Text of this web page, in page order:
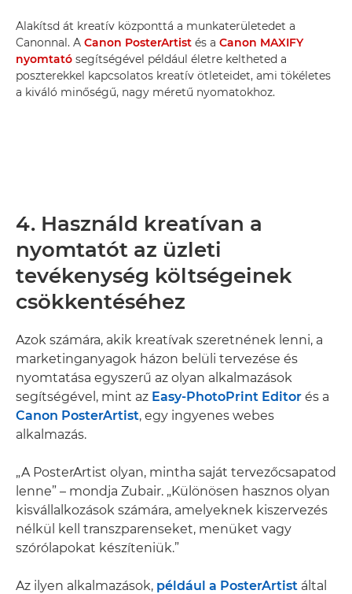
Alakítsd át kreatív központtá a munkaterületedet a
Canonnal. A Canon PosterArtist és a Canon MAXIFY
nyomtató segítségével például életre keltheted a
poszterekkel kapcsolatos kreatív ötleteidet, ami tökéletes
a kiváló minőségű, nagy méretű nyomatokhoz.
4. Használd kreatívan a
nyomtatót az üzleti
tevékenység költségeinek
csökkentéséhez
Azok számára, akik kreatívak szeretnének lenni, a
marketinganyagok házon belüli tervezése és
nyomtatása egyszerű az olyan alkalmazások
segítségével, mint az Easy-PhotoPrint Editor és a
Canon PosterArtist, egy ingyenes webes
alkalmazás.
„A PosterArtist olyan, mintha saját tervezőcsapatod
lenne” – mondja Zubair. „Különösen hasznos olyan
kisvállalkozások számára, amelyeknek kiszervezés
nélkül kell transzparenseket, menüket vagy
szórólapokat készíteniük.”
Az ilyen alkalmazások, például a PosterArtist által